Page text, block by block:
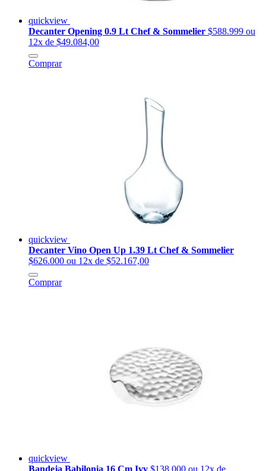
quickview
Decanter Opening 0.9 Lt Chef & Sommelier $588.999 ou
12x de $49.084,00
Comprar
quickview
Decanter Vino Open Up 1.39 Lt Chef & Sommelier
$626.000 ou 12x de $52.167,00
Comprar
quickview
Bandeja Babilonia 16 Cm Ivv $138.000 ou 12x de